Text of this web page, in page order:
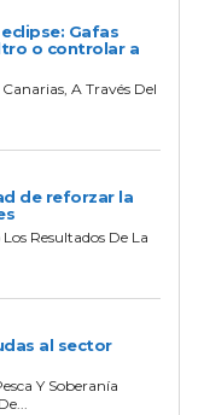
Gafas
o controlar a
A Través Del
de reforzar la
Resultados De La
al sector
Y Soberanía